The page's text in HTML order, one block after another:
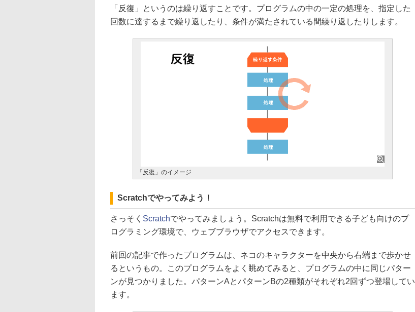
「反復」というのは繰り返すことです。プログラムの中の一定の処理を、指定した
回数に達するまで繰り返したり、条件が満たされている間繰り返したりします。
「反復」のイメージ
Scratchでやってみよう！
さっそく Scratchでやってみましょう。Scratchは無料で利用できる子ども向けのプ
ログラミング環境で、ウェブブラウザでアクセスできます。
前回の記事で作ったプログラムは、ネコのキャラクターを中央から右端まで歩かせ
るというもの。このプログラムをよく眺めてみると、プログラムの中に同じパター
ンが見つかりました。パターンAとパターンBの2種類がそれぞれ2回ずつ登場してい
ます。